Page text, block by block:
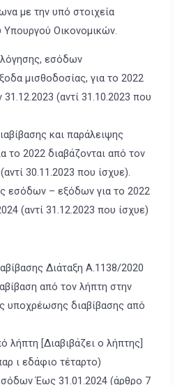
με την υπό στοιχεία
Οικονομικών.
εσόδων
μισθοδοσίας, για το 2022
31.12.2023 (αντί 31.10.2023 που
και παράλειψης
το 2022 διαβάζονται από τον
30.11.2023 που ίσχυε).
εσόδων – εξόδων για το 2022
(αντί 31.12.2023 που ίσχυε)
Διάταξη A.1138/2020
από τον λήπτη στην
υποχρέωσης διαβίβασης από
λήπτη [Διαβιβάζει ο λήπτης]
ι εδάφιο τέταρτο)
Έως 31.01.2024 (άρθρο 7